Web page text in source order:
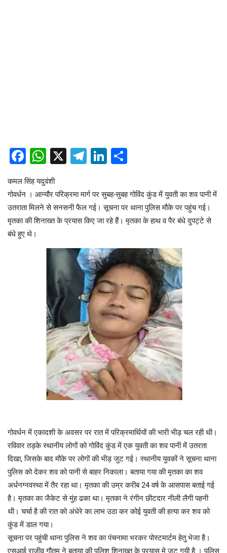
Facebook
WhatsApp
X Telegram
LinkedIn
कमल सिंह यदुवंशी
गोवर्धन । आन्यौर परिक्रमा मार्ग पर सुबह-सुबह गोविंद कुंड में युवती का शव पानी में
उतराता मिलने से सनसनी फैल गई। सूचना पर थाना पुलिस मौके पर पहुंच गई।
मृतका की शिनाख्त के प्रयास किए जा रहे हैं। मृतका के हाथ व पैर बंधे दुपट्टे से
बंधे हुए थे।
गोवर्धन में एकादशी के अवसर पर रात में परिक्रमार्थियों की भारी भीड़ चल रही थी।
रविवार तड़के स्थानीय लोगों को गोविंद कुंड में एक युवती का शव पानी में उतरता
दिखा, जिसके बाद मौके पर लोगों की भीड़ जुट गई। स्थानीय युवकों ने सूचना थाना
पुलिस को देकर शव को पानी से बाहर निकाला। बताया गया की मृतका का शव
अर्धनग्नवस्था में तैर रहा था। मृतका की उम्र करीब 24 वर्ष के आसपास बताई गई
है। मृतका का जैकेट से मुंह ढका था। मृतका ने रंगीन छीटदार नीली लैगी पहनी
थी। चर्चा है की रात को अंधेरे का लाभ उठा कर कोई युवती की हत्या कर शव को
कुंड में डाल गया।
सूचना पर पहुंची थाना पुलिस ने शव का पंचनामा भरकर पोस्टमार्टम हेतु भेजा है।
एसआई राजीव गौतम ने बताया की पुलिश शिनाख्त के प्रयास मे जुट गयी है । पुलिस